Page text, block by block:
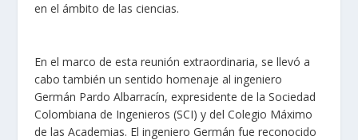
en el ámbito de las ciencias.
En el marco de esta reunión extraordinaria, se llevó a
cabo también un sentido homenaje al ingeniero
Germán Pardo Albarracín, expresidente de la Sociedad
Colombiana de Ingenieros (SCI) y del Colegio Máximo
de las Academias. El ingeniero Germán fue reconocido